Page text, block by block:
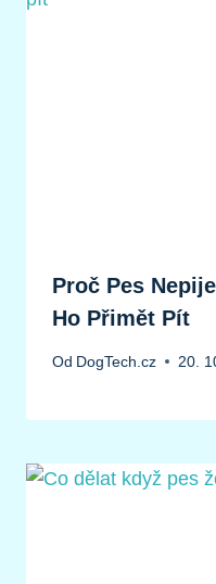
Proč Pes
Ho Přimět Pít
Od DogTech.cz 20.